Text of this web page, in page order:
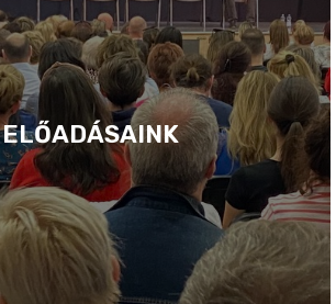
ELŐADÁSAINK